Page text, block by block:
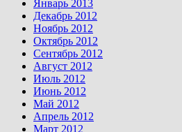
Январь 2013
Декабрь 2012
Ноябрь 2012
Октябрь 2012
Сентябрь 2012
Август 2012
Июль 2012
Июнь 2012
Май 2012
Апрель 2012
Март 2012